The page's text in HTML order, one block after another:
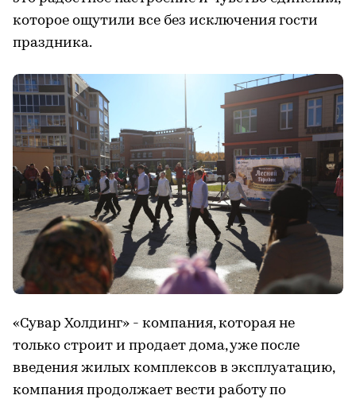
которое ощутили все без исключения гости
праздника.
«Сувар Холдинг» - компания, которая не
только строит и продает дома, уже после
введения жилых комплексов в эксплуатацию,
компания продолжает вести работу по